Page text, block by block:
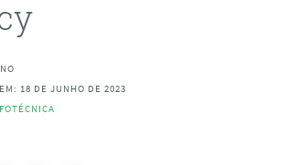
18 DE JUNHO DE 2023